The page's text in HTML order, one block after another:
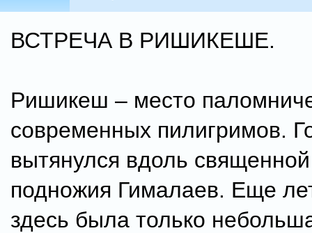
ВСТРЕЧА В РИШИКЕШЕ.
Ришикеш – место
современных пилигримов.
вытянулся вдоль священной
подножия Гималаев. Еще
здесь была только